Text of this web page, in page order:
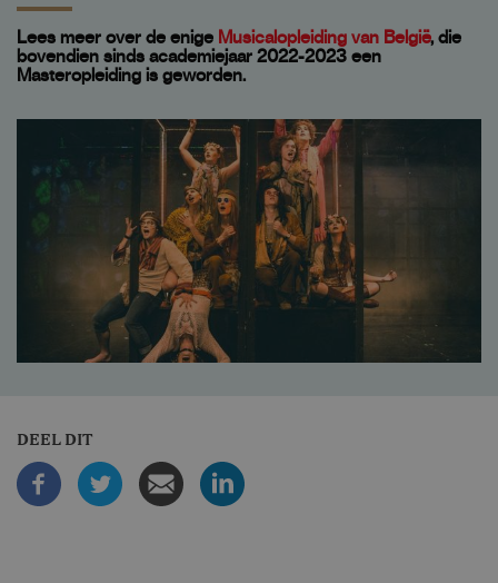
Lees meer over de enige Musicalopleiding van België, die
bovendien sinds academiejaar 2022-2023 een
Masteropleiding is geworden.
DEEL DIT